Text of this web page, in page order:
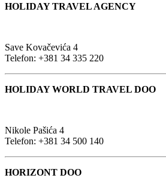
HOLIDAY TRAVEL AGENCY
Save Kovačevića 4
Telefon: +381 34 335 220
HOLIDAY WORLD TRAVEL DOO
Nikole Pašića 4
Telefon: +381 34 500 140
HORIZONT DOO